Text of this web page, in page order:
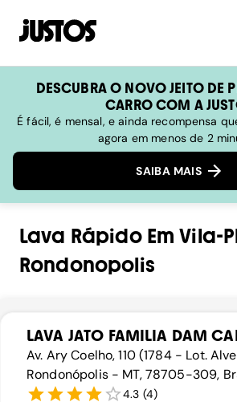
DESCUBRA O NOVO JEITO DE
CARRO COM A
É fácil, é mensal, e ainda recompensa
agora em menos de 2
SAIBA MAIS
Lava RápidoEmVila-
Rondonopolis
LAVA JATO FAMILIA DAM
Av. Ary Coelho, 110 (1784 - Lot.
Rondonópolis - MT, 78705-309,
4.3 (4)